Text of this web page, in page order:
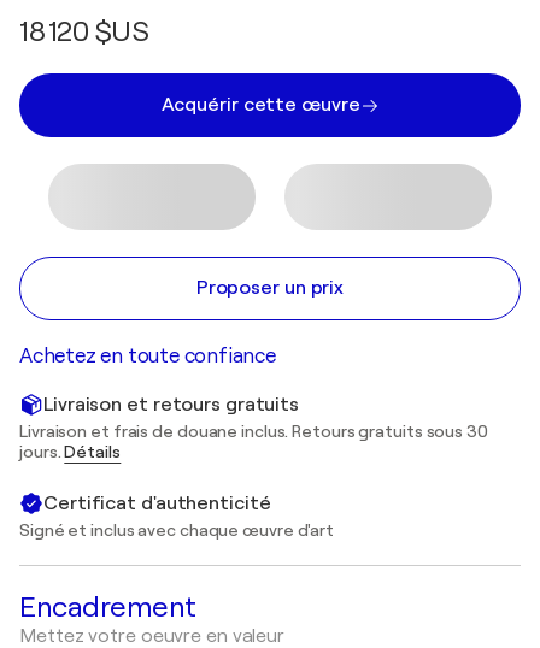
18 120 $US
Acquérir cette œuvre
Proposer un prix
Achetez en toute confiance
Livraison et retours gratuits
Livraison et frais de douane inclus. Retours gratuits sous 30
jours.Détails
Certificat d'authenticité
Signé et inclus avec chaque œuvre d'art
Encadrement
Mettez votre oeuvre en valeur